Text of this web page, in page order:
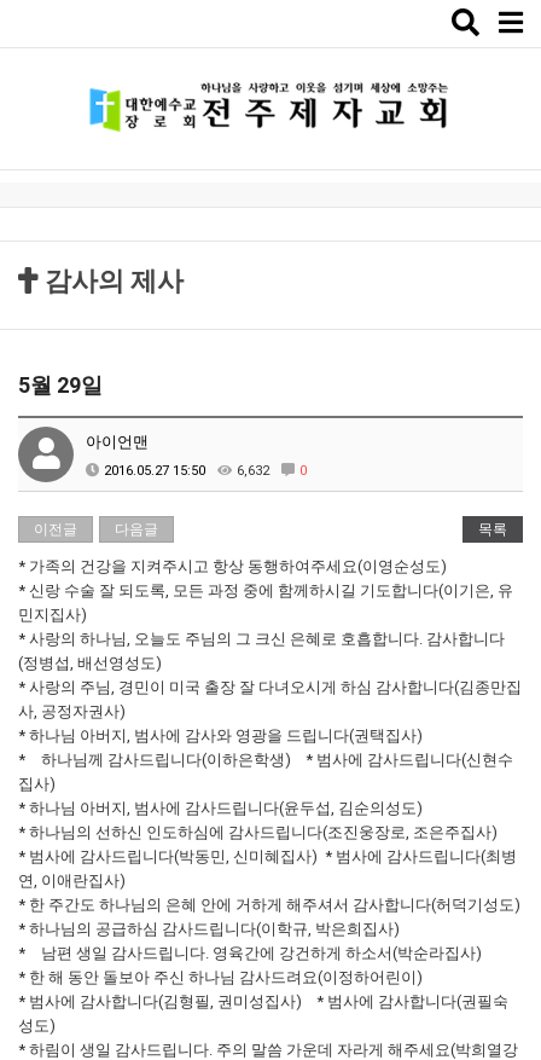
Toggle
감사의 제사
5월 29일
아이언맨
2016.05.27 15:50 6,632 0
이전글 다음글 목록
* 가족의 건강을 지켜주시고 항상 동행하여주세요(이영순성도)
* 신랑 수술 잘 되도록, 모든 과정 중에 함께하시길 기도합니다(이기은, 유
민지집사)
* 사랑의 하나님, 오늘도 주님의 그 크신 은혜로 호흡합니다. 감사합니다
(정병섭, 배선영성도)
* 사랑의 주님, 경민이 미국 출장 잘 다녀오시게 하심 감사합니다(김종만집
사, 공정자권사)
* 하나님 아버지, 범사에 감사와 영광을 드립니다(권택집사)
* 하나님께 감사드립니다(이하은학생) * 범사에 감사드립니다(신현수
집사)
* 하나님 아버지, 범사에 감사드립니다(윤두섭, 김순의성도)
* 하나님의 선하신 인도하심에 감사드립니다(조진웅장로, 조은주집사)
* 범사에 감사드립니다(박동민, 신미혜집사) * 범사에 감사드립니다(최병
연, 이애란집사)
* 한 주간도 하나님의 은혜 안에 거하게 해주셔서 감사합니다(허덕기성도)
* 하나님의 공급하심 감사드립니다(이학규, 박은희집사)
* 남편 생일 감사드립니다. 영육간에 강건하게 하소서(박순라집사)
* 한 해 동안 돌보아 주신 하나님 감사드려요(이정하어린이)
* 범사에 감사합니다(김형필, 권미성집사) * 범사에 감사합니다(권필숙
성도)
* 하림이 생일 감사드립니다. 주의 말씀 가운데 자라게 해주세요(박희열강